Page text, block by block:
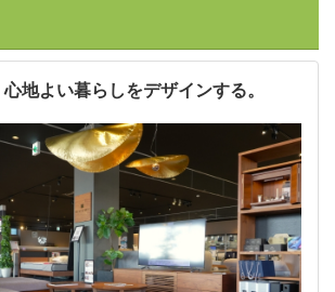
地よい暮らしをデザインする。